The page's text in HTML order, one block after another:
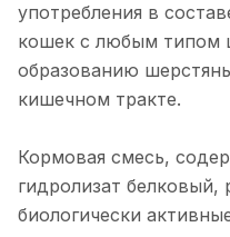
употребления в
кошек с любым типом
образованию
кишечном тракте.
Кормовая смесь,
гидролизат
биологически